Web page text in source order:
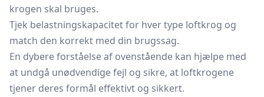
krogen skal bruges.
Tjek belastningskapacitet for hver type loftkrog og
match den korrekt med din brugssag.
En dybere forståelse af ovenstående kan hjælpe med
at undgå unødvendige fejl og sikre, at loftkrogene
tjener deres formål effektivt og sikkert.